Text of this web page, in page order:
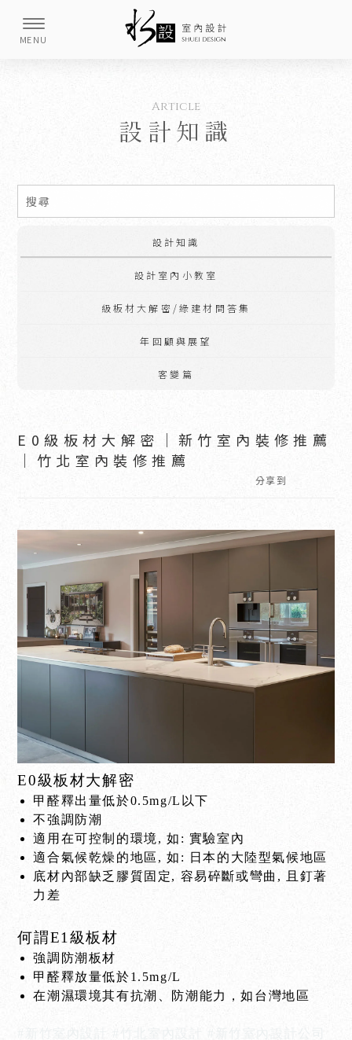
設計知識
設計知識
設計室內小教室
級板材大解密/綠建材問答集
年回顧與展望
客變篇
E0級板材大解密｜新竹室內裝修推薦
｜竹北室內裝修推薦
分享到
E0級板材大解密
甲醛釋出量低於0.5mg/L以下
不強調防潮
適用在可控制的環境, 如: 實驗室內
適合氣候乾燥的地區, 如: 日本的大陸型氣候地區
底材內部缺乏膠質固定, 容易碎斷或彎曲, 且釘著
力差
何謂E1級板材
強調防潮板材
甲醛釋放量低於1.5mg/L
在潮濕環境其有抗潮、防潮能力，如台灣地區